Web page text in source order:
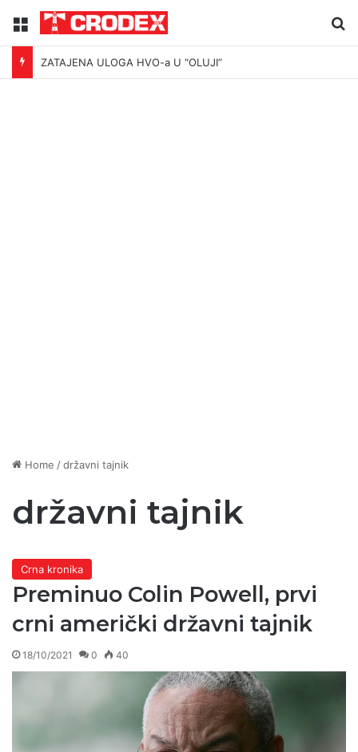
Menu
ZATAJENA ULOGA HVO-a U “OLUJI”
Home /državni tajnik
državni tajnik
Crna kronika
Preminuo Colin Powell, prvi
crni američki državni tajnik
18/10/2021 0 40